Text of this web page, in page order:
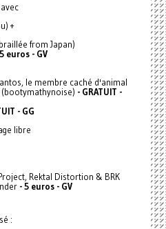
+
from Japan)
euros - GV
le membre caché d'animal
(bootymathynoise) - GRATUIT -
- GG
libre
Rektal Distortion & BRK
- 5 euros - GV
: